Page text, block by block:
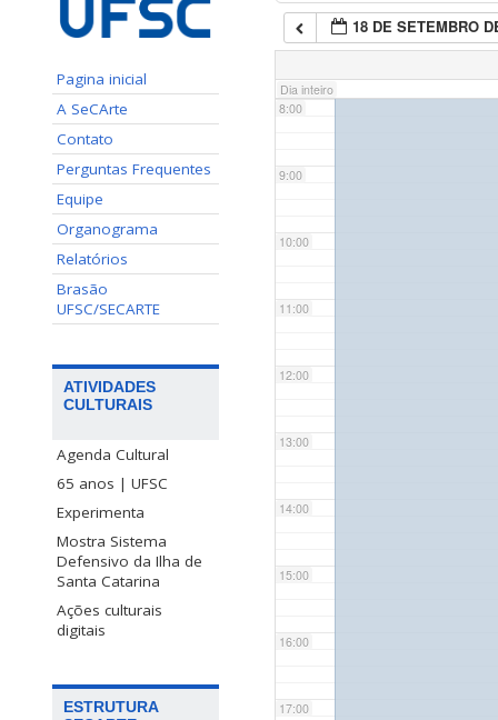
Pagina inicial
A SeCArte
Contato
Perguntas Frequentes
Equipe
Organograma
Relatórios
Brasão
UFSC/SECARTE
ATIVIDADES
CULTURAIS
Agenda Cultural
65 anos | UFSC
Experimenta
Mostra Sistema
Defensivo da Ilha de
Santa Catarina
Ações culturais
digitais
ESTRUTURA
18 DE SETEMBRO
Dia inteiro
7:00
8:00
9:00
10:00
11:00
12:00
13:00
14:00
15:00
16:00
17:00